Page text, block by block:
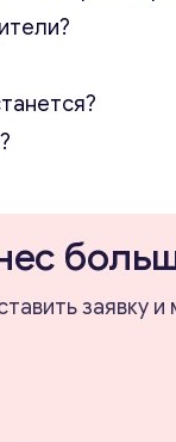
заявку